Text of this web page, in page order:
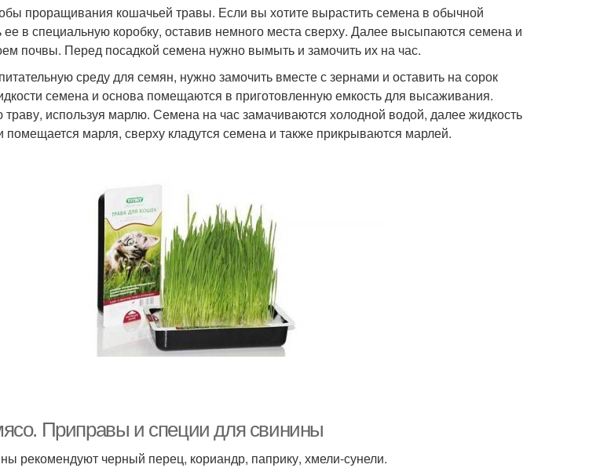
проращивания кошачьей травы. Если вы хотите вырастить семена в обычной
в специальную коробку, оставив немного места сверху. Далее высыпаются семена и
почвы. Перед посадкой семена нужно вымыть и замочить их на час.
среду для семян, нужно замочить вместе с зернами и оставить на сорок
семена и основа помещаются в приготовленную емкость для высаживания.
используя марлю. Семена на час замачиваются холодной водой, далее жидкость
помещается марля, сверху кладутся семена и также прикрываются марлей.
Приправы и специи для свинины
рекомендуют черный перец, кориандр, паприку, хмели-сунели.